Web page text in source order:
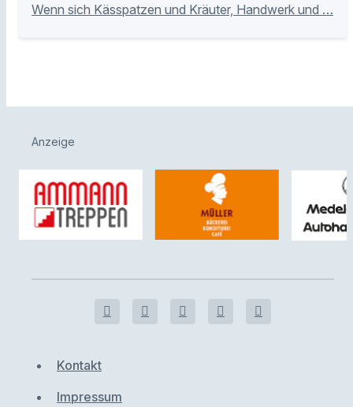
Wenn sich Kässpatzen und Kräuter, Handwerk und …
Anzeige
Kontakt
Impressum